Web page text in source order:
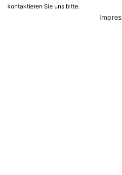
kontaktieren Sie uns bitte.